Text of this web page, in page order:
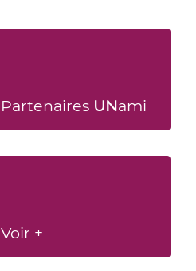
Partenaires UNami
Voir +